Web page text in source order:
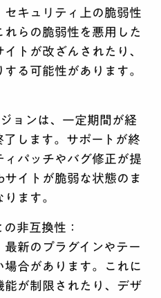
キュリティ上の脆弱性
らの脆弱性を悪用した
トが改ざんされたり、
る可能性があります。
ョンは、一定期間が経
します。サポートが終
ィパッチやバグ修正が提
イトが脆弱な状態のま
ます。
の非互換性 ：
新のプラグインやテー
場合があります。これに
能が制限されたり、デザ